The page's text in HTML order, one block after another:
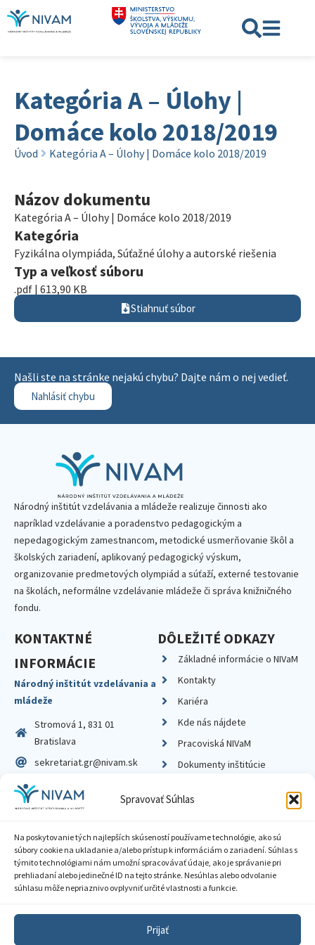
Spravovať Súhlas
Na poskytovanie tých najlepších skúseností používame technológie, ako sú
súbory cookie na ukladanie a/alebo prístup k informáciám o zariadení. Súhlas s
týmito technológiami nám umožní spracovávať údaje, ako je správanie pri
prehliadaní alebo jedinečné ID na tejto stránke. Nesúhlas alebo odvolanie
súhlasu môže nepriaznivo ovplyvniť určité vlastnosti a funkcie.
Prijať
Kategória A – Úlohy |
Domáce kolo 2018/2019
Úvod Kategória A – Úlohy | Domáce kolo 2018/2019
Názov dokumentu
Kategória A – Úlohy | Domáce kolo 2018/2019
Kategória
Fyzikálna olympiáda, Súťažné úlohy a autorské riešenia
Typ a veľkosť súboru
.pdf | 613,90 KB
Stiahnuť súbor
Našli ste na stránke nejakú chybu? Dajte nám o nej vedieť.
Nahlásiť chybu
Národný inštitút vzdelávania a mládeže realizuje činnosti ako
napríklad vzdelávanie a poradenstvo pedagogickým a
nepedagogickým zamestnancom, metodické usmerňovanie škôl a
školských zariadení, aplikovaný pedagogický výskum,
organizovanie predmetových olympiád a súťaží, externé testovanie
na školách, neformálne vzdelávanie mládeže či správa knižničného
fondu.
KONTAKTNÉ
INFORMÁCIE
Národný inštitút vzdelávania a
mládeže
Stromová 1, 831 01
Bratislava
sekretariat.gr@nivam.sk
IČO: 00164348
DIČ: 2020798714
DÔLEŽITÉ ODKAZY
Základné informácie o NIVaM
Kontakty
Kariéra
Kde nás nájdete
Pracoviská NIVaM
Dokumenty inštitúcie
Zásady ochrany súkromia
Sprístupnenie informácií